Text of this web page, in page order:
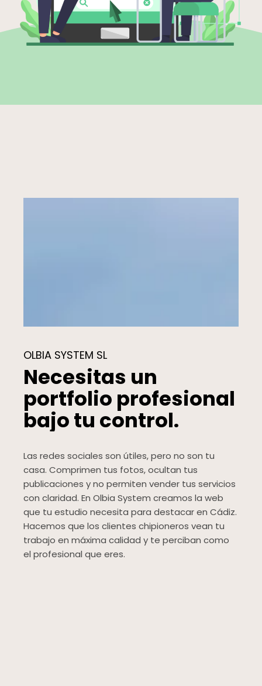
OLBIA SYSTEM SL
Necesitas un
portfolio profesional
bajo tu control.
Las redes sociales son útiles, pero no son tu
casa. Comprimen tus fotos, ocultan tus
publicaciones y no permiten vender tus servicios
con claridad. En Olbia System creamos la web
que tu estudio necesita para destacar en Cádiz.
Hacemos que los clientes chipioneros vean tu
trabajo en máxima calidad y te perciban como
el profesional que eres.